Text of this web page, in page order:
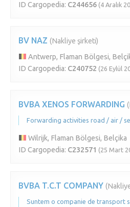
ID Cargopedia: C244656 (4 Aralık
BV NAZ (Nakliye şirketi)
Antwerp, Flaman Bölgesi,
ID Cargopedia: C240752 (26 Eylül
BVBA XENOS FORWARDING
Forwarding activities road / air /
Wilrijk, Flaman Bölgesi, Belçika
ID Cargopedia: C232571 (25 Mart
BVBA T.C.T COMPANY
Suntem o companie de transport